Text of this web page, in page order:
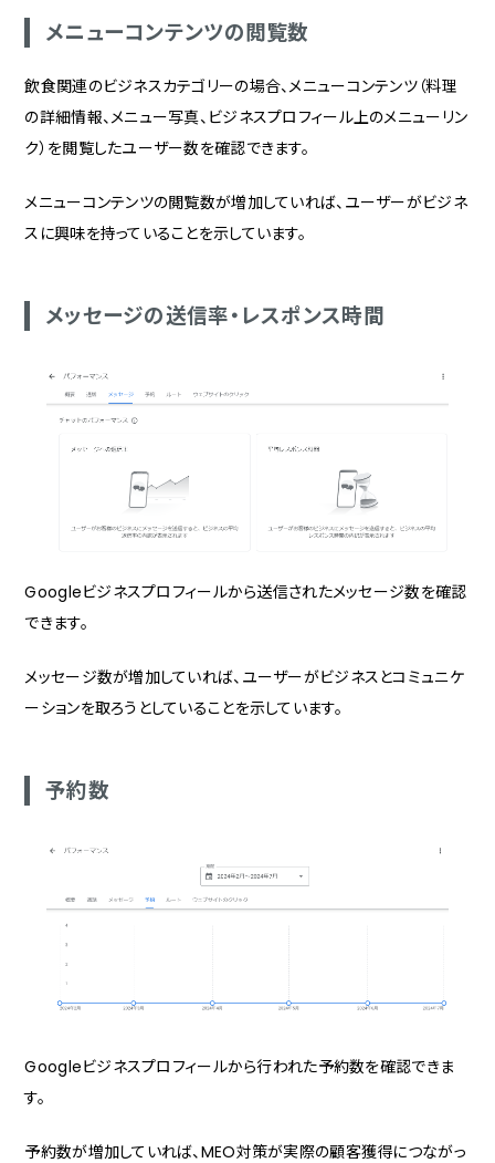
メニューコンテンツの閲覧数
飲食関連のビジネスカテゴリーの場合、メニューコンテンツ（料理
の詳細情報、メニュー写真、ビジネスプロフィール上のメニューリン
ク）を閲覧したユーザー数を確認できます。
メニューコンテンツの閲覧数が増加していれば、ユーザーがビジネ
スに興味を持っていることを示しています。
メッセージの送信率・レスポンス時間
Googleビジネスプロフィールから送信されたメッセージ数を確認
できます。
メッセージ数が増加していれば、ユーザーがビジネスとコミュニケ
ーションを取ろうとしていることを示しています。
予約数
Googleビジネスプロフィールから行われた予約数を確認できま
す。
予約数が増加していれば、MEO対策が実際の顧客獲得につながっ